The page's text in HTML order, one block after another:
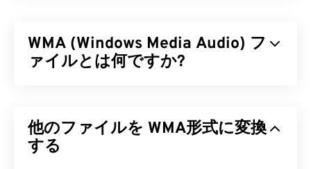
WMA (Windows Media Audio) フ
ァイルとは何ですか?
ル形式を開発しました。WMAはオーディオコーデ
ックであると同時にオーディオ形式でもあります。
他のファイルを WMA形式に変換
する